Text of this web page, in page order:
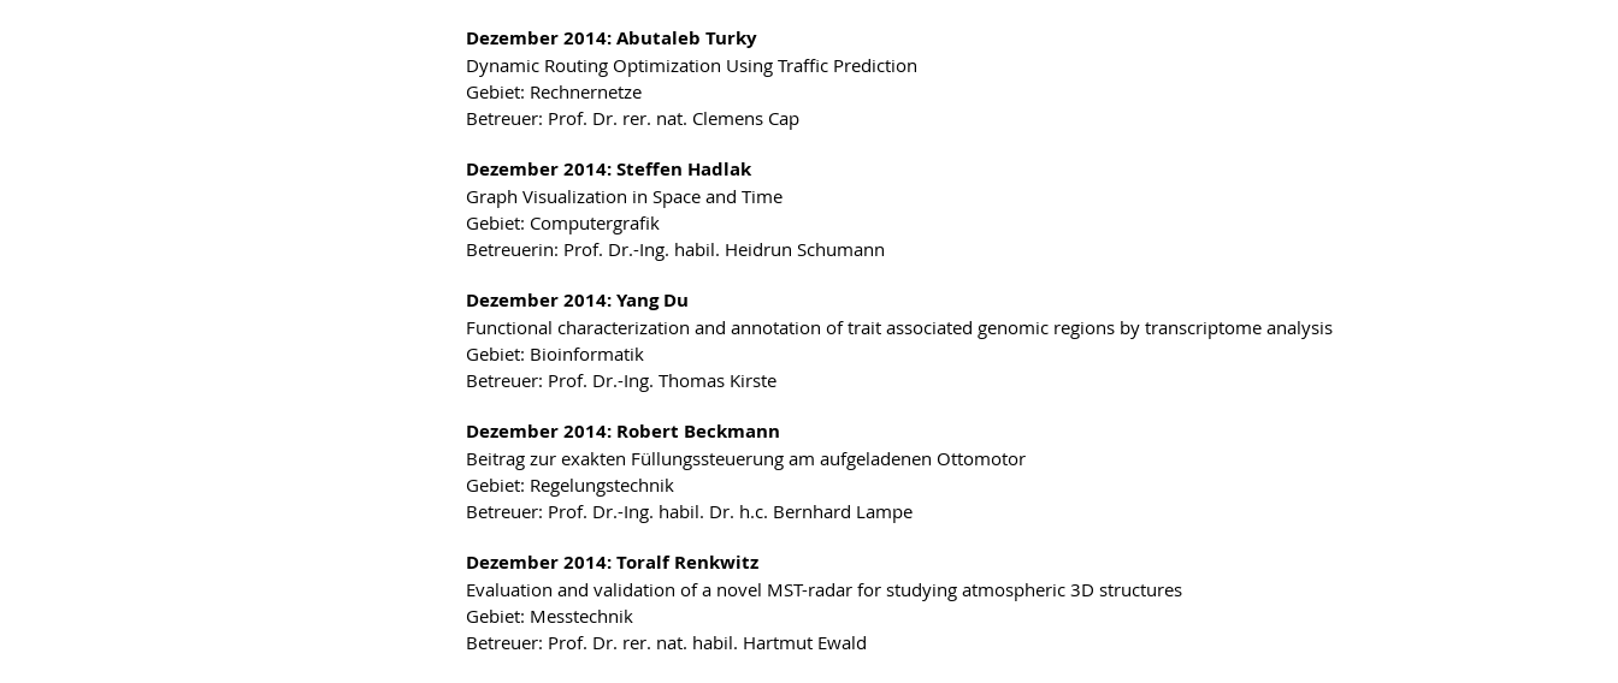
Dezember 2014: Abutaleb Turky
Dynamic Routing Optimization Using Traffic Prediction
Gebiet: Rechnernetze
Betreuer: Prof. Dr. rer. nat. Clemens Cap
Dezember 2014: Steffen Hadlak
Graph Visualization in Space and Time
Gebiet: Computergrafik
Betreuerin: Prof. Dr.-Ing. habil. Heidrun Schumann
Dezember 2014: Yang Du
Functional characterization and annotation of trait associated genomic regions by transcriptome analysis
Gebiet: Bioinformatik
Betreuer: Prof. Dr.-Ing. Thomas Kirste
Dezember 2014: Robert Beckmann
Beitrag zur exakten Füllungssteuerung am aufgeladenen Ottomotor
Gebiet: Regelungstechnik
Betreuer: Prof. Dr.-Ing. habil. Dr. h.c. Bernhard Lampe
Dezember 2014: Toralf Renkwitz
Evaluation and validation of a novel MST-radar for studying atmospheric 3D structures
Gebiet: Messtechnik
Betreuer: Prof. Dr. rer. nat. habil. Hartmut Ewald